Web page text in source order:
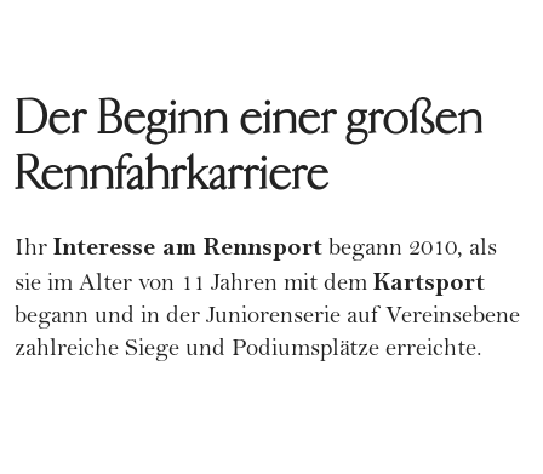
Der Beginn einer großen
Rennfahrkarriere
Ihr Interesse am Rennsport begann 2010, als
sie im Alter von 11 Jahren mit dem Kartsport
begann und in der Juniorenserie auf Vereinsebene
zahlreiche Siege und Podiumsplätze erreichte.